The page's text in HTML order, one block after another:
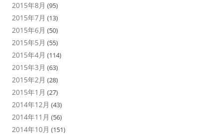
2015年8月 (95)
2015年7月 (13)
2015年6月 (50)
2015年5月 (55)
2015年4月 (114)
2015年3月 (63)
2015年2月 (28)
2015年1月 (27)
2014年12月 (43)
2014年11月 (56)
2014年10月 (151)